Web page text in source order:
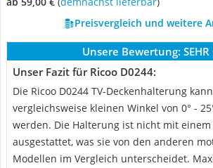
Preisvergleich und weitere
Unsere Bewertung: SEHR
Unser Fazit für Ricoo D0244:
Die Ricoo D0244 TV-Deckenhalterung
vergleichsweise kleinen Winkel von 0° -
werden. Die Halterung ist nicht mit
ausgestattet, was sie von den anderen
Modellen im Vergleich unterscheidet.